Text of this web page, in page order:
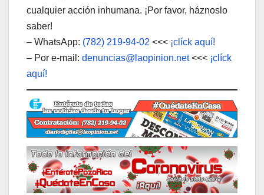
cualquier acción inhumana. ¡Por favor, háznoslo
saber!
– WhatsApp: (782) 219-94-02 <<< ¡clíck aquí!
– Por e-mail: denuncias@laopinion.net<<< ¡clíck
aquí!